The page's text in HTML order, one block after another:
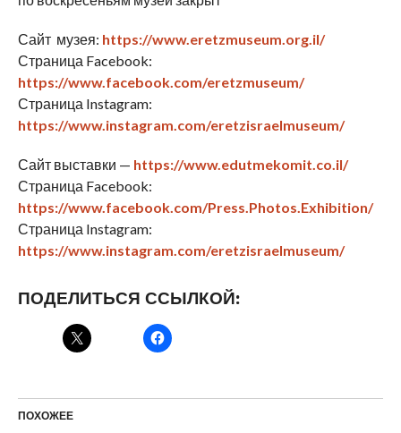
Сайт музея: https://www.eretzmuseum.org.il/
Страница Facebook:
https://www.facebook.com/eretzmuseum/
Страница Instagram:
https://www.instagram.com/eretzisraelmuseum/
Сайт выставки — https://www.edutmekomit.co.il/
Страница Facebook:
https://www.facebook.com/Press.Photos.Exhibition/
Страница Instagram:
https://www.instagram.com/eretzisraelmuseum/
ПОДЕЛИТЬСЯ ССЫЛКОЙ:
ПОХОЖЕЕ